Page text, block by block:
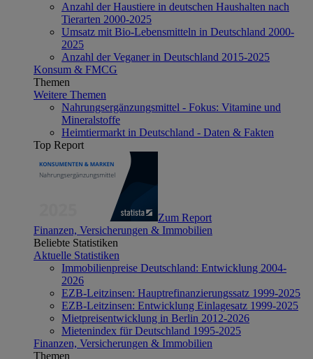
Anzahl der Haustiere in deutschen Haushalten nach
Tierarten 2000-2025
Umsatz mit Bio-Lebensmitteln in Deutschland 2000-
2025
Anzahl der Veganer in Deutschland 2015-2025
Konsum & FMCG
Themen
Weitere Themen
Nahrungsergänzungsmittel - Fokus: Vitamine und
Mineralstoffe
Heimtiermarkt in Deutschland - Daten & Fakten
Top Report
Zum Report
Finanzen, Versicherungen & Immobilien
Beliebte Statistiken
Aktuelle Statistiken
Immobilienpreise Deutschland: Entwicklung 2004-
2026
EZB-Leitzinsen: Hauptrefinanzierungssatz 1999-2025
EZB-Leitzinsen: Entwicklung Einlagesatz 1999-2025
Mietpreisentwicklung in Berlin 2012-2026
Mietenindex für Deutschland 1995-2025
Finanzen, Versicherungen & Immobilien
Themen